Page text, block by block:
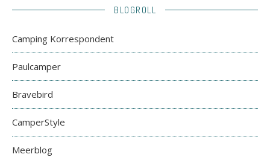
BLOGROLL
Camping Korrespondent
Paulcamper
Bravebird
CamperStyle
Meerblog